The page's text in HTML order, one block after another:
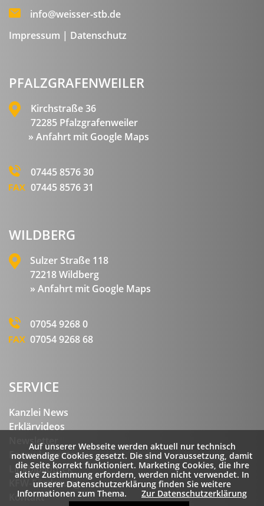
info@weisser-stb.de
Impressum | Datenschutz
PFALZGRAFENWEILER
Kirchstraße 36
72285 Pfalzgrafenweiler
» Anfahrt mit Google Maps
07445 8576 30
07445 8576 31
WILDBERG
Sulzer Straße 118
72218 Wildberg
» Anfahrt mit Google Maps
07054 9268 0
07054 9268 68
SERVICE
Kanzlei News
Erklärvideos
Newsletter
Formularcenter
Linkbibliothek
KFW-Förderung
Kontakt
Auf unserer Webseite werden aktuell nur technisch
notwendige Cookies gesetzt. Die sind Voraussetzung, damit
die Seite korrekt funktioniert. Marketing Cookies, die Ihre
aktive Zustimmung erfordern, werden nicht verwendet. In
unserer Datenschutzerklärung finden Sie weitere
Informationen zum Thema.
Zur Datenschutzerklärung